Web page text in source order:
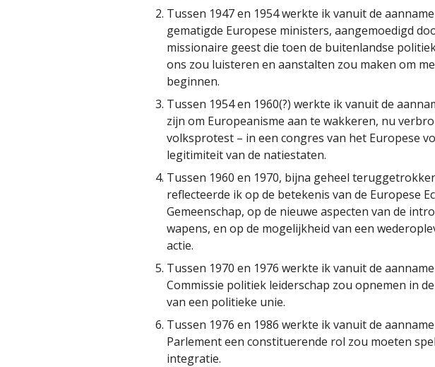
Tussen 1947 en 1954 werkte ik vanuit de
gematigde Europese ministers, aangemoedigd
missionaire geest die toen de buitenlandse
ons zou luisteren en aanstalten zou maken om
beginnen.
Tussen 1954 en 1960(?) werkte ik vanuit de
zijn om Europeanisme aan te wakkeren, nu
volksprotest – in een congres van het Europese
legitimiteit van de natiestaten.
Tussen 1960 en 1970, bijna geheel
reflecteerde ik op de betekenis van de Europese
Gemeenschap, op de nieuwe aspecten van de
wapens, en op de mogelijkheid van een
actie.
Tussen 1970 en 1976 werkte ik vanuit de
Commissie politiek leiderschap zou opnemen in
van een politieke unie.
Tussen 1976 en 1986 werkte ik vanuit de
Parlement een constituerende rol zou moeten
integratie.